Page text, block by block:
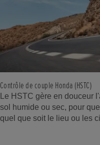
Contrôle de couple Honda (HSTC)
Le HSTC gère en douceur
sol humide ou sec, pour
quel que soit le lieu ou les